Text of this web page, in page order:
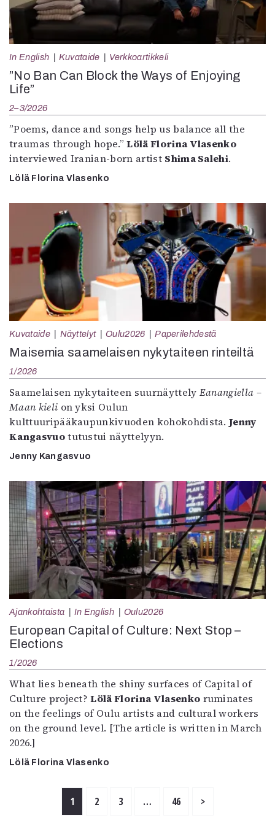
In English Kuvataide Verkkoartikkeli
”No Ban Can Block the Ways of Enjoying
Life”
2–3/2026
”Poems, dance and songs help us balance all the
traumas through hope.”Lölä Florina Vlasenko
interviewed Iranian-born artist Shima Salehi.
Lölä Florina Vlasenko
Kuvataide Näyttelyt Oulu2026 Paperilehdestä
Maisemia saamelaisen nykytaiteen rinteiltä
1/2026
Saamelaisen nykytaiteen suurnäyttely Eanangiella –
Maan kieli on yksi Oulun
kulttuuripääkaupunkivuoden kohokohdista.Jenny
Kangasvuotutustui näyttelyyn.
Jenny Kangasvuo
Ajankohtaista In English Oulu2026
European Capital of Culture: Next Stop –
Elections
1/2026
What lies beneath the shiny surfaces of Capital of
Culture project?Lölä Florina Vlasenko ruminates
on the feelings of Oulu artists and cultural workers
on the ground level. [The article is written in March
2026.]
Lölä Florina Vlasenko
1 2 3 … 46 >